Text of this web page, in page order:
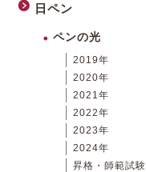
日ペン
ペンの光
2019年
2020年
2021年
2022年
2023年
2024年
昇格・師範試験